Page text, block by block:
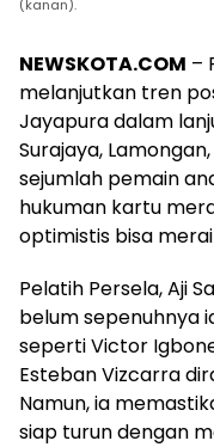
(kanan).
NEWSKOTA.COM –
melanjutkan tren
Jayapura dalam
Surajaya,
sejumlah pemain
hukuman kartu
optimistis bisa
Pelatih Persela, Aji
belum sepenuhnya
seperti Victor
Esteban Vizcarra
Namun, ia
siap turun dengan